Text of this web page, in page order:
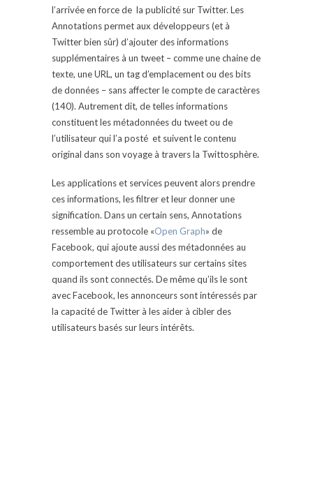
l’arrivée en force de la publicité sur Twitter. Les
Annotations permet aux développeurs (et à
Twitter bien sûr) d’ajouter des informations
supplémentaires à un tweet – comme une chaine de
texte, une URL, un tag d’emplacement ou des bits
de données – sans affecter le compte de caractères
(140). Autrement dit, de telles informations
constituent les métadonnées du tweet ou de
l’utilisateur qui l’a posté et suivent le contenu
original dans son voyage à travers la Twittosphère.
Les applications et services peuvent alors prendre
ces informations, les filtrer et leur donner une
signification. Dans un certain sens, Annotations
ressemble au protocole «Open Graph» de
Facebook, qui ajoute aussi des métadonnées au
comportement des utilisateurs sur certains sites
quand ils sont connectés. De même qu’ils le sont
avec Facebook, les annonceurs sont intéressés par
la capacité de Twitter à les aider à cibler des
utilisateurs basés sur leurs intérêts.